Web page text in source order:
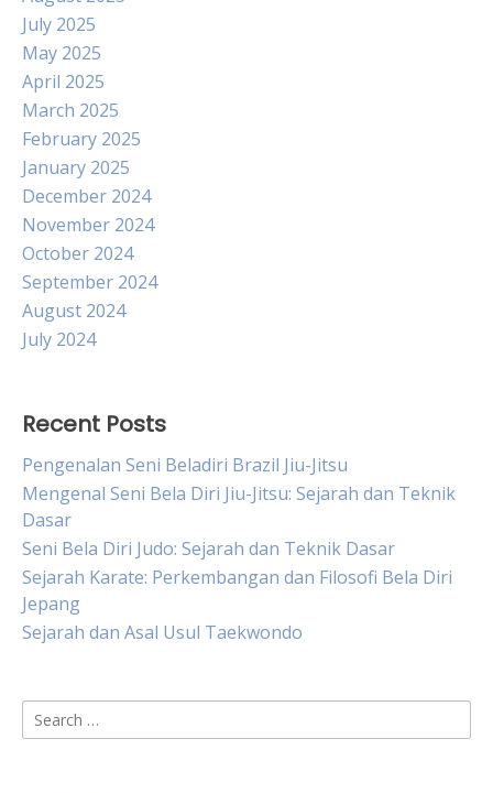
July 2025
May 2025
April 2025
March 2025
February 2025
January 2025
December 2024
November 2024
October 2024
September 2024
August 2024
July 2024
Recent Posts
Pengenalan Seni Beladiri Brazil Jiu-Jitsu
Mengenal Seni Bela Diri Jiu-Jitsu: Sejarah dan Teknik
Dasar
Seni Bela Diri Judo: Sejarah dan Teknik Dasar
Sejarah Karate: Perkembangan dan Filosofi Bela Diri
Jepang
Sejarah dan Asal Usul Taekwondo
Search
for: